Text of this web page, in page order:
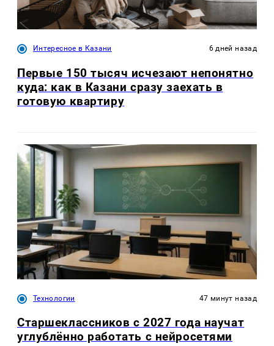
Интересное в Казани 6 дней назад
Первые 150 тысяч исчезают непонятно
куда: как в Казани сразу заехать в
готовую квартиру
Технологии 47 минут назад
Старшеклассников с 2027 года научат
углублённо работать с нейросетями